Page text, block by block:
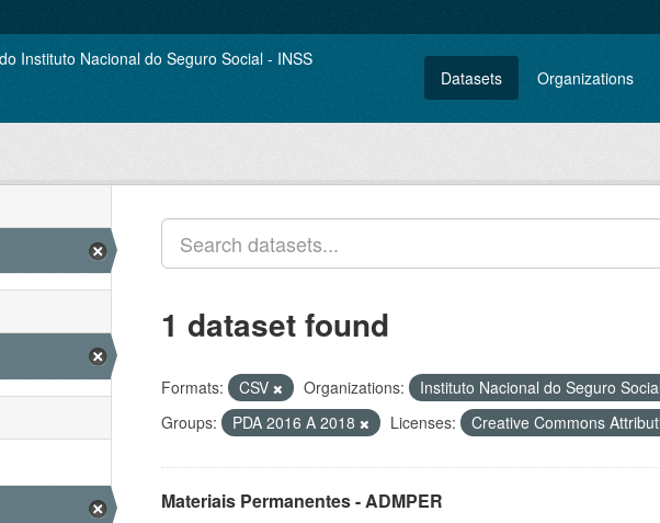
Datasets Organizations
1 dataset found
Formats: CSV Organizations:
Instituto Nacional do Seguro
Groups:
PDA 2016 A 2018 Licenses: Creative Commons
Materiais Permanentes - ADMPER